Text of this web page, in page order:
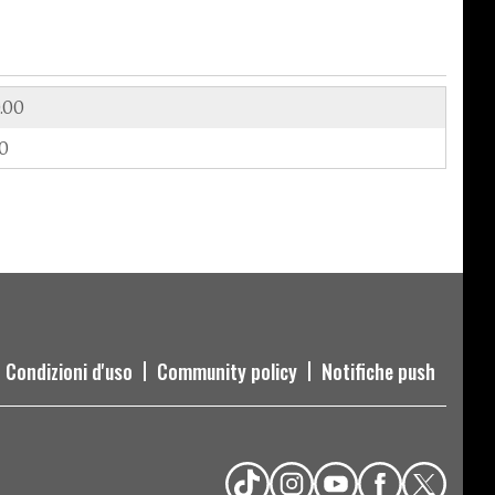
Condizioni d'uso Community policy Notifiche push